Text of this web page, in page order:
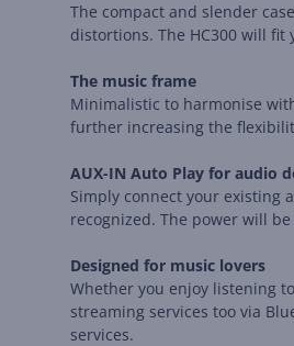
The compact and slender
distortions. The HC300 will
The music frame
Minimalistic to harmonise
further increasing the
AUX-IN Auto Play for audio
Simply connect your existing
recognized. The power will
Designed for music lovers
Whether you enjoy listening
streaming services too via
services.